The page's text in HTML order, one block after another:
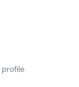
profile